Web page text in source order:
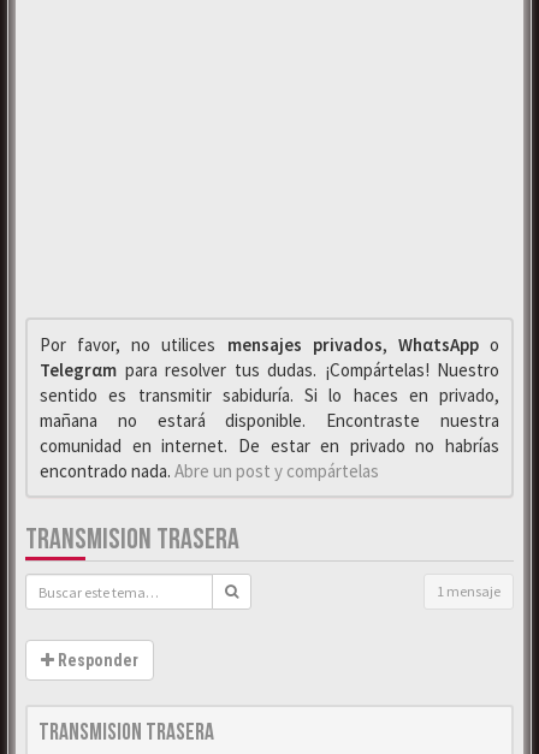
Por favor, no utilices mensajes privados, WhαtsAppo
Telegrαm para resolver tus dudas. ¡Compártelas! Nuestro
sentido es transmitir sabiduría. Si lo haces en privado,
mañana no estará disponible. Encontraste nuestra
comunidad en internet. De estar en privado no habrías
encontrado nada. Abre un post y compártelas
TRANSMISION TRASERA
1 mensaje
Responder
Transmision trasera